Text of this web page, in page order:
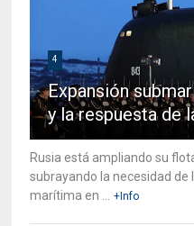
4
Expansión
y la respuesta de
Rusia está ampliando su
subrayando la necesidad de
marítima en ...
+Info